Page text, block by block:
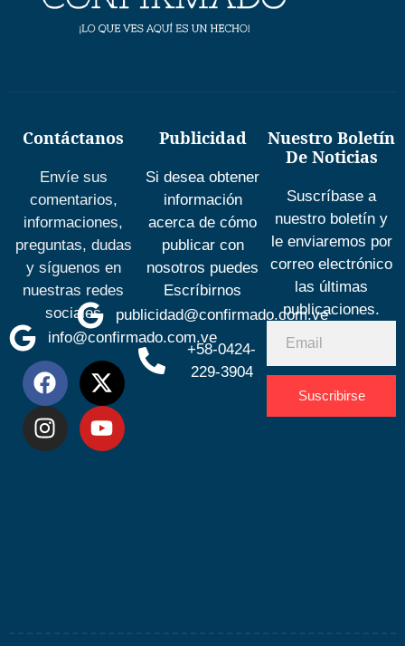
Contáctanos
Envíe sus
comentarios,
informaciones,
preguntas, dudas
y síguenos en
nuestras redes
sociales
info@confirmado.com.ve
Publicidad
Si desea obtener
información
acerca de cómo
publicar con
nosotros puedes
Escríbirnos
publicidad@confirmado.com.ve
+58-0424-
229-3904
Nuestro Boletín
De Noticias
Suscríbase a
nuestro boletín y
le enviaremos por
correo electrónico
las últimas
publicaciones.
Suscribirse